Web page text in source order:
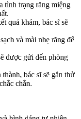
trạng răng miệng
quả khám, bác sĩ sẽ
và mài nhẹ răng để
được gửi đến phòng
bác sĩ sẽ gắn thử
chắn.